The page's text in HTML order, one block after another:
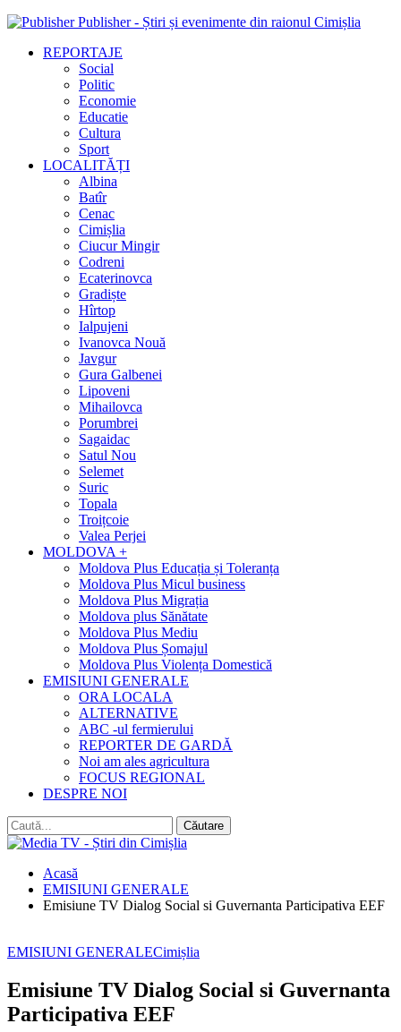
Publisher - Știri și evenimente din raionul Cimișlia
REPORTAJE
Social
Politic
Economie
Educatie
Cultura
Sport
LOCALITĂȚI
Albina
Batîr
Cenac
Cimișlia
Ciucur Mingir
Codreni
Ecaterinovca
Gradiște
Hîrtop
Ialpujeni
Ivanovca Nouă
Javgur
Gura Galbenei
Lipoveni
Mihailovca
Porumbrei
Sagaidac
Satul Nou
Selemet
Suric
Topala
Troițcoie
Valea Perjei
MOLDOVA +
Moldova Plus Educația și Toleranța
Moldova Plus Micul business
Moldova Plus Migrația
Moldova plus Sănătate
Moldova Plus Mediu
Moldova Plus Șomajul
Moldova Plus Violența Domestică
EMISIUNI GENERALE
ORA LOCALA
ALTERNATIVE
ABC -ul fermierului
REPORTER DE GARDĂ
Noi am ales agricultura
FOCUS REGIONAL
DESPRE NOI
Acasă
EMISIUNI GENERALE
Emisiune TV Dialog Social si Guvernanta Participativa EEF
EMISIUNI GENERALECimișlia
Emisiune TV Dialog Social si Guvernanta
Participativa EEF